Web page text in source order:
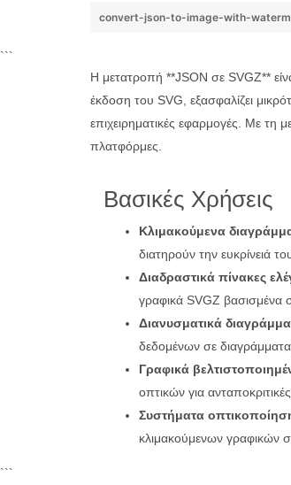
convert-json-to-image-with-
```
Η μετατροπή **JSON σε SVGZ**
έκδοση του SVG, εξασφαλίζει
επιχειρηματικές εφαρμογές. Με τη
πλατφόρμες.
Βασικές Χρήσεις
Κλιμακούμενα
διατηρούν την ευκρίνειά
Διαδραστικά πίνακες
γραφικά SVGZ βασισμένα
Διανυσματικά
δεδομένων σε
Γραφικά
οπτικών για
Συστήματα
κλιμακούμενων γραφικών
```